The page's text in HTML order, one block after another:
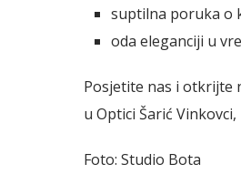
suptilna poruka o
oda eleganciji u
Posjetite nas i otkrijte
u Optici Šarić
Foto: Studio Bota